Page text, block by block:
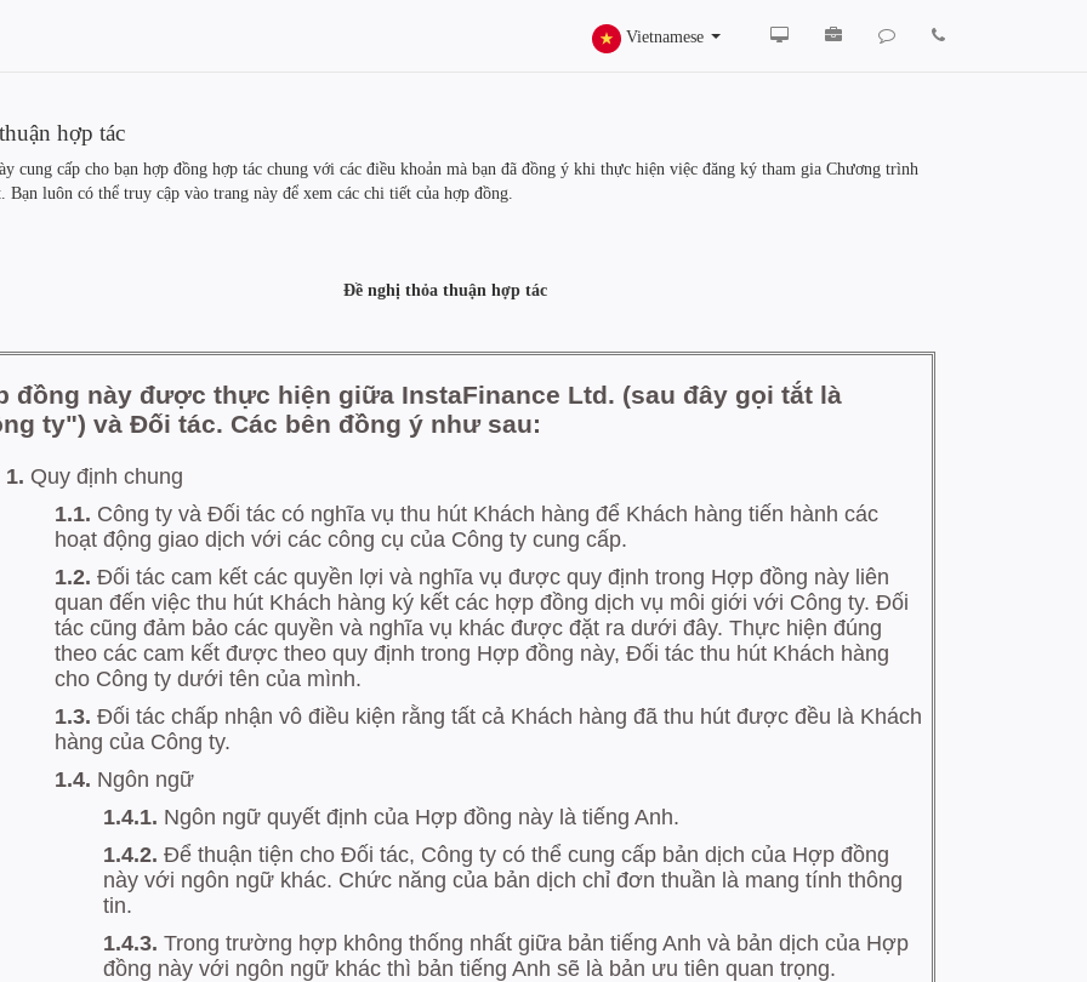
Vietnamese
hợp tác
cung cấp cho bạn hợp đồng hợp tác chung với các điều khoản mà bạn đã đồng ý khi thực hiện việc đăng ký tham gia Chương trình
Bạn luôn có thể truy cập vào trang này để xem các chi tiết của hợp đồng.
Đề nghị thỏa thuận hợp tác